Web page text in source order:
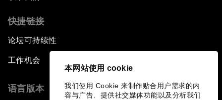
本网站使用 cookie
我们使用 Cookie 来制作贴合用户需求的内
容与广告、提供社交媒体功能以及分析我们
快捷链接
论坛可持续性
工作机会
语言版本